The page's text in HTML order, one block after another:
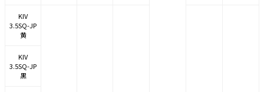
KIV
3.5SQ-JP
黄
KIV
3.5SQ-JP
黒